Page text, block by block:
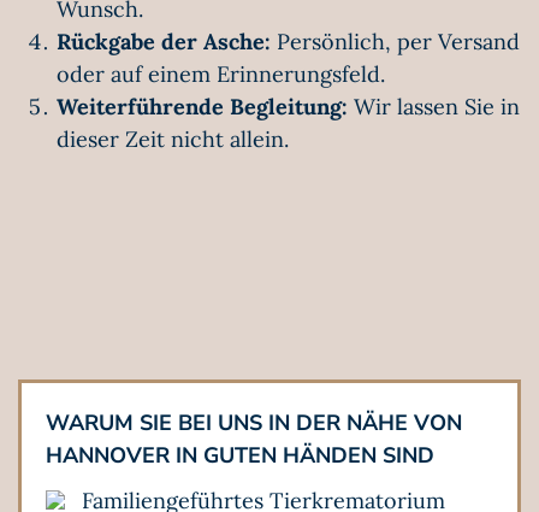
Wunsch.
Rückgabe der Asche: Persönlich, per Versand
oder auf einem Erinnerungsfeld.
Weiterführende Begleitung: Wir lassen Sie in
dieser Zeit nicht allein.
WARUM SIE BEI UNS IN DER NÄHE VON
HANNOVER IN GUTEN HÄNDEN SIND
Familiengeführtes Tierkrematorium